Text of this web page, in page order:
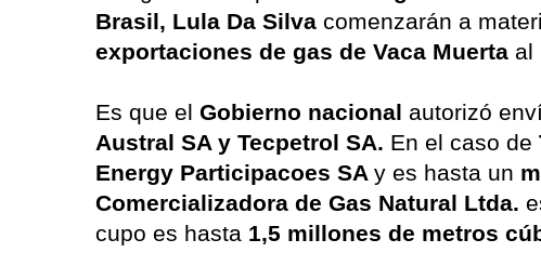
Brasil, Lula Da Silva comenzarán a
exportaciones de gas de Vaca Muerta al
Es que el Gobierno nacional autorizó
Austral SA y Tecpetrol SA. En el caso de
Energy Participacoes SA y es hasta un
Comercializadora de Gas Natural Ltda.
cupo es hasta 1,5 millones de metros